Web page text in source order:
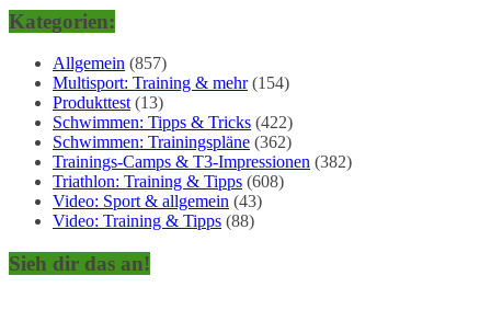
Kategorien:
Allgemein (857)
Multisport: Training & mehr(154)
Produkttest(13)
Schwimmen: Tipps & Tricks (422)
Schwimmen: Trainingspläne (362)
Trainings-Camps & T3-Impressionen (382)
Triathlon: Training & Tipps (608)
Video: Sport & allgemein (43)
Video: Training & Tipps (88)
Sieh dir das an!